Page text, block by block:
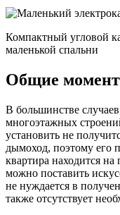
Компактный угловой
маленькой спальни
Общие
В большинстве
многоэтажных
установить не
дымоход, поэтому его
квартира находится
можно поставить
не нуждается в
также отсутствует